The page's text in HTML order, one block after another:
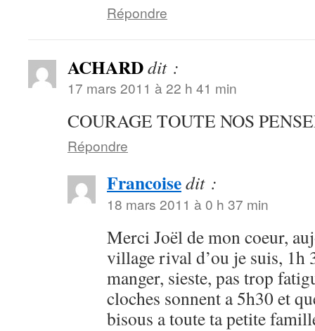
Répondre
ACHARDdit :
17 mars 2011 à 22 h 41 min
COURAGE TOUTE NOS
Répondre
Francoisedit :
18 mars 2011 à 0 h 37 min
Merci Joël de mon coeur,
village rival d’ou je suis, 1h
manger, sieste, pas trop
cloches sonnent a 5h30 et
bisous a toute ta petite